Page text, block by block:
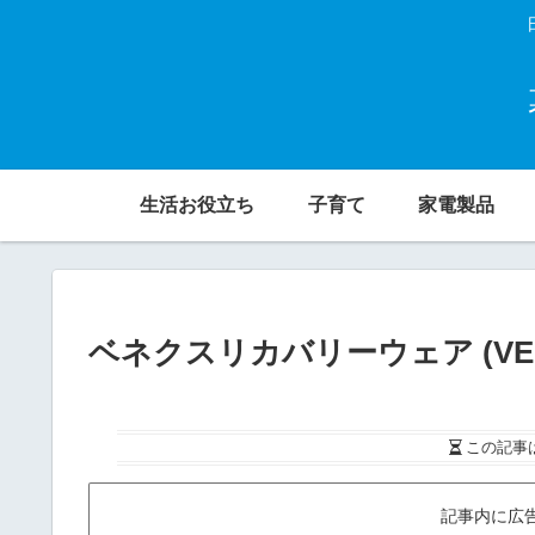
生活お役立ち 子育て 家電製品
ベネクスリカバリーウェア
この記事
記事内に広